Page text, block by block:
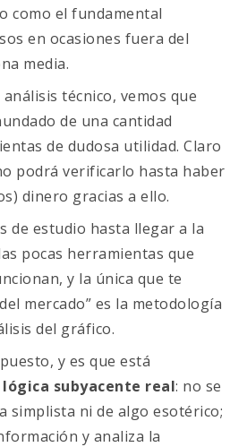
como el fundamental
en ocasiones fuera del
media.
técnico, vemos que
de una cantidad
de dudosa utilidad. Claro
podrá verificarlo hasta haber
dinero gracias a ello.
de estudio hasta llegar a la
pocas herramientas que
y la única que te
mercado” es la metodología
del gráfico.
y es que está
lógica subyacente real: no se
simplista ni de algo esotérico;
y analiza la